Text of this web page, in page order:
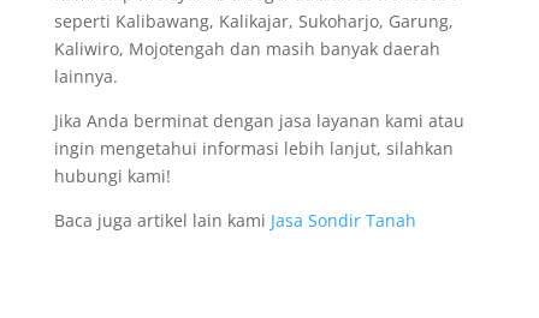
seperti Kalibawang, Kalikajar, Sukoharjo, Garung,
Kaliwiro, Mojotengah dan masih banyak daerah
lainnya.
Jika Anda berminat dengan jasa layanan kami atau
ingin mengetahui informasi lebih lanjut, silahkan
hubungi kami!
Baca juga artikel lain kami Jasa Sondir Tanah